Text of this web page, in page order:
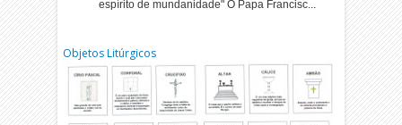
espírito de mundanidade" O Papa Francisc...
Objetos Litúrgicos